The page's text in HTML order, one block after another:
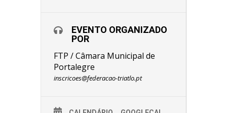
EVENTO ORGANIZADO
POR
FTP / Câmara Municipal de
Portalegre
inscricoes@federacao-triatlo.pt